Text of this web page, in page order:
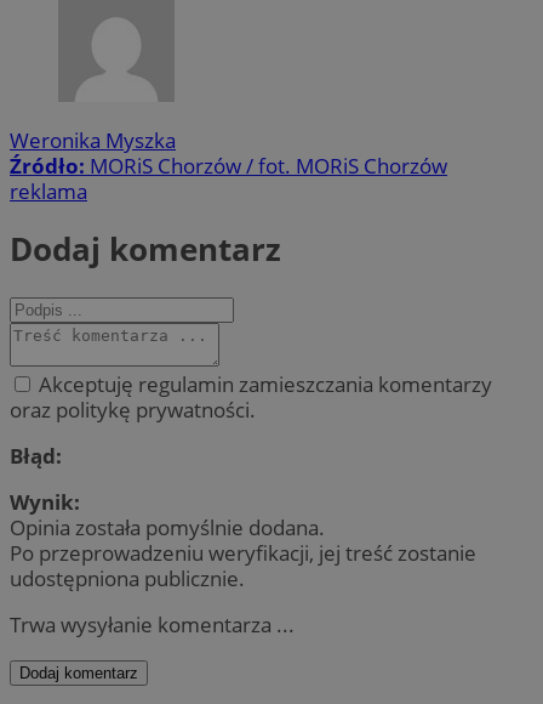
Weronika Myszka
Źródło: MORiS Chorzów / fot. MORiS Chorzów
reklama
Dodaj komentarz
Akceptuję regulamin zamieszczania komentarzy
oraz politykę prywatności.
Błąd:
Wynik:
Opinia została pomyślnie dodana.
Po przeprowadzeniu weryfikacji, jej treść zostanie
udostępniona publicznie.
Trwa wysyłanie komentarza ...
Dodaj komentarz